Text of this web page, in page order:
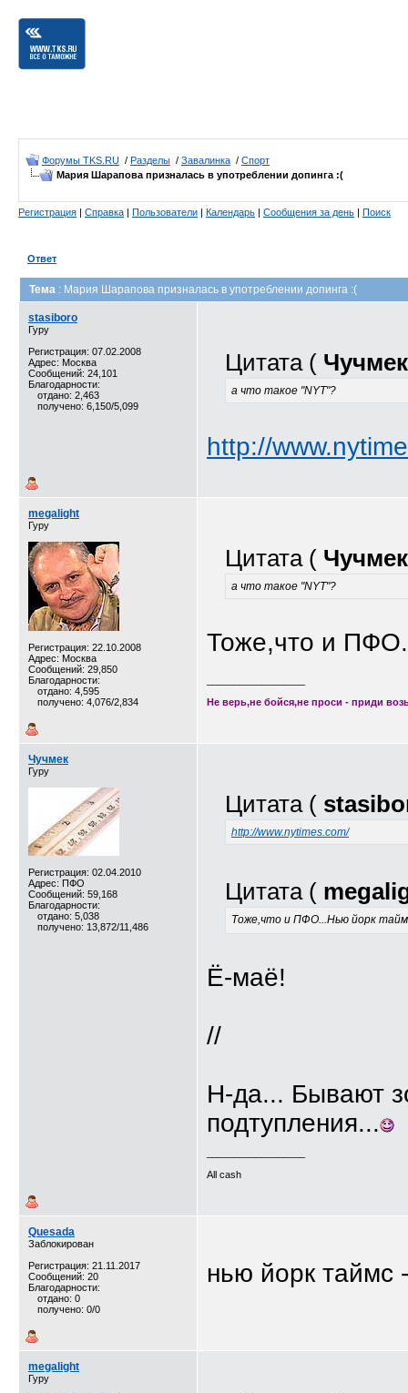
Форумы TKS.RU / Разделы / Завалинка / Спорт
Мария Шарапова призналась в употреблении допинга :(
Регистрация | Справка | Пользователи | Календарь | Сообщения за день | Поиск
Ответ
Тема : Мария Шарапова призналась в употреблении допинга :(
stasiboro
Гуру
Регистрация: 07.02.2008
Адрес: Москва
Сообщений: 24,101
Благодарности:
отдано: 2,463
получено: 6,150/5,099
Цитата ( Чучмек
а что такое "NYT"?
http://
megalight
Гуру
Регистрация: 22.10.2008
Адрес: Москва
Сообщений: 29,850
Благодарности:
отдано: 4,595
получено: 4,076/2,834
Цитата ( Чучмек
а что такое "NYT"?
Тоже,что и
Не верь,не бойся,не проси - приди
Чучмек
Гуру
Регистрация: 02.04.2010
Адрес: ПФО
Сообщений: 59,168
Благодарности:
отдано: 5,038
получено: 13,872/11,486
Цитата (
http://www.nytimes.com/
Цитата (
Тоже,что и ПФО...Нью йорк
Ё-маё!
//
Н-да... Бывают
подтупления...
All cash
Quesada
Заблокирован
Регистрация: 21.11.2017
Сообщений: 20
Благодарности:
отдано: 0
получено: 0/0
нью йорк таймс
megalight
Гуру